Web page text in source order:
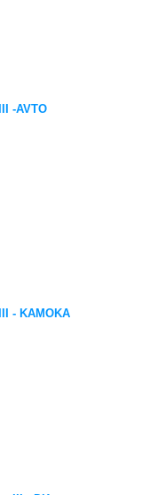
-AVTO
- KAMOKA